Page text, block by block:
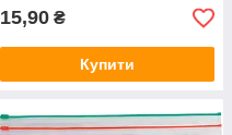
15,90 ₴
Купити